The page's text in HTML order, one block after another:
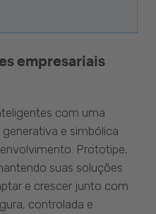
empresariais
com uma
e simbólica
Prototipe,
suas soluções
e crescer junto com
controlada e